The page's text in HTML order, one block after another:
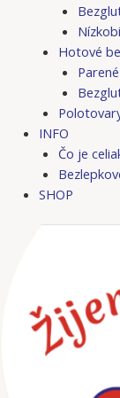
Hotové
INFO
Čo je
SHOP